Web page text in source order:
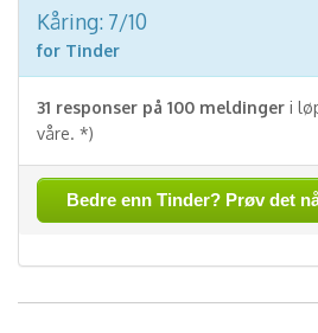
Kåring: 7/10
for Tinder
31 responser på 100 meldinger i
våre. *)
Bedre enn Tinder? Prøv det